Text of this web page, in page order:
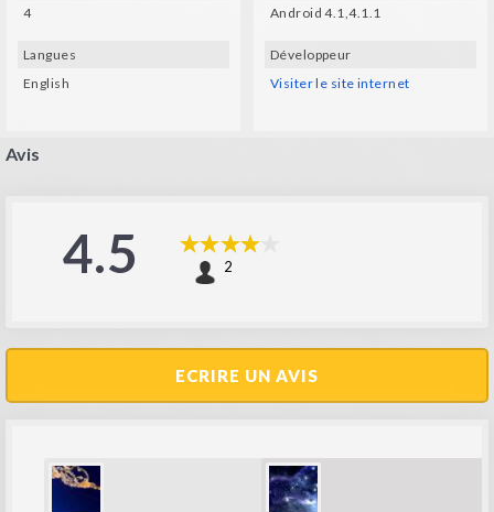
4
Langues
English
Android 4.1,4.1.1
Développeur
Visiter le site internet
Avis
4.5 2
ECRIRE UN AVIS